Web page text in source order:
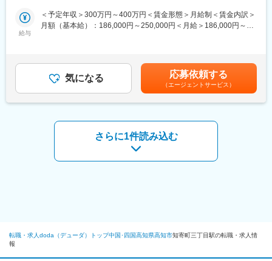
一人でも多くの方のチャレンジをお待ちしています！
同社ではベーシックと呼ばれる第一段階を経て、本人適性によ
り、リーダーシップコースまたはエキスパートコース、経営幹部
候補者はマネジメントコースに選任されます。
社内体制を整えています。
変更の範囲：会社の定める業務
■職務詳細：
◇建設機械の修理・点検・整備作業・溶接加工作業・塗装作業
り)。
※入社後はマツ製の勉強、知識の習得をする。その後海外メーカー
整備担当者は全社で32名在籍。高知事業所24名、宿毛事業所8名
（平均年齢は30歳代後半）です。
※バイクや自動車の整備士からキャリアチェンジされた方など、多
完全週休二日制・年間休日122日で土日祝はしっかりリフレッシ
給与
＜予定年収＞300万円～400万円＜賃金形態＞月給制＜賃金内訳＞
月額（基本給）：186,000円～250,000円＜月給＞186,000円～
じて上下する可能性があります。月給(月額)は固定手当を含めた表
記です。気になる 応募依頼する
（エージェントサービス）
さらに1件読み込む
転職・求人doda（デューダ）トップ中国･四国高知県高知市知寄町三丁目駅の転職・求人情
報